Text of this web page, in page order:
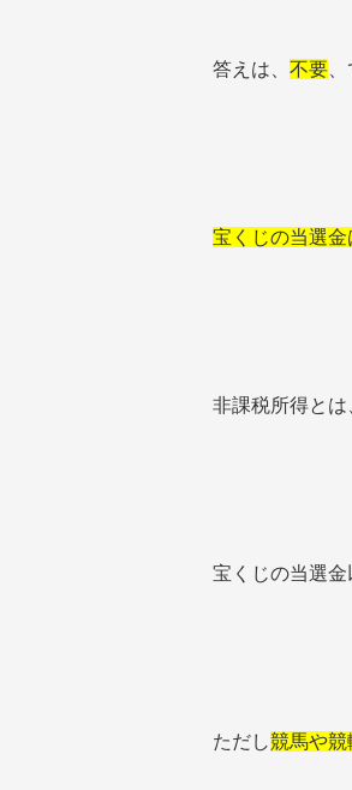
答えは、 不要
宝くじの当選
非課税所得とは
宝くじの当選金
ただし競馬や競